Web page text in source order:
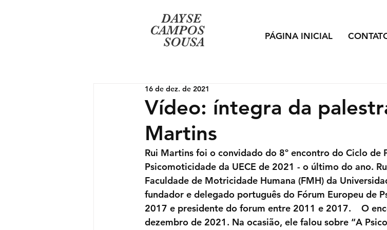
PÁGINA INICIAL
DAYSE
CAMPOS
SOUSA
Vídeo: íntegra da
Martins
16 de dez. de 2021
Rui Martins foi o convidado do 8º encontro do Ciclo de
Psicomoticidade da UECE de 2021 - o último do ano.
Faculdade de Motricidade Humana (FMH) da
fundador e delegado português do Fórum Europeu de
2017 e presidente do forum entre 2011 e 2017.    O
dezembro de 2021. Na ocasião, ele falou sobre “A